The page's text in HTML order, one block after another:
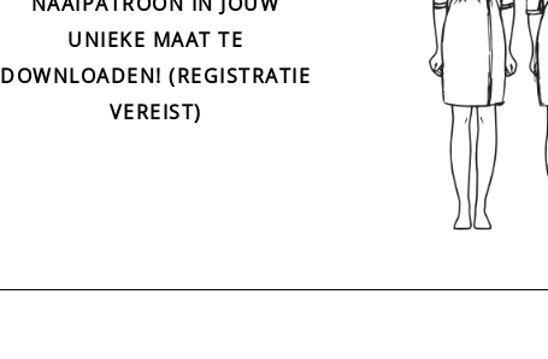
UNIEKE MAAT TE
DOWNLOADEN! (REGISTRATIE
VEREIST)